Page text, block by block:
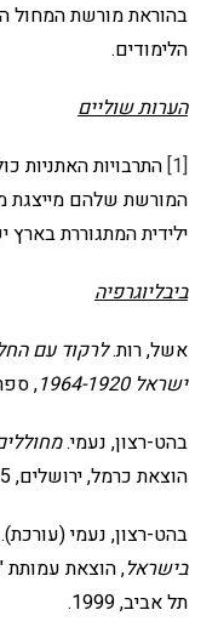
בהוראת מורשת המחול
הלימודים.
הערות שוליים
[1]
התרבויות האתניות
המורשת שלהם מייצגת
ילידית המתגוררת בארץ
ביבליוגרפיה
אשל, רות.לרקוד עם
ישראל 1964-1920
,
בהט-רצון, נעמי.
הוצאת כרמל, ירושלים, 2005.
בהט-רצון, נעמי
בישראל, הוצאת עמותת
תל אביב, 1999.